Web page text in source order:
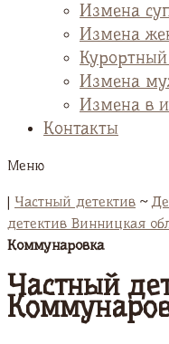
Измена
Измена
Измена
Измена в
Контакты
Меню
| Частный детектив ~
детектив Винницкая
Коммунаровка
Частный